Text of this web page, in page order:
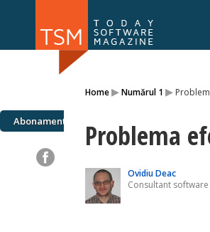
Home▸Numărul 1 ▸
Abonamente Problema
Ovidiu Deac
Consultant software